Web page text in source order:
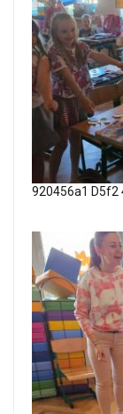
920456a1 D5f2